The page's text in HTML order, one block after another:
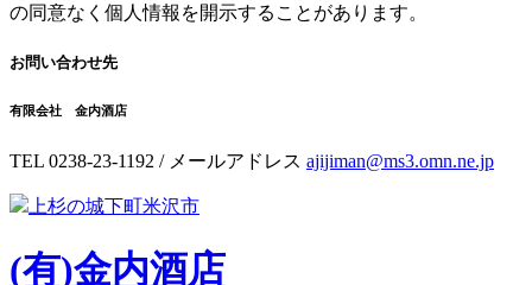
の同意なく個人情報を開示することがあります。
お問い合わせ先
有限会社 金内酒店
TEL 0238-23-1192 / メールアドレス ajijiman@ms3.omn.ne.jp
上杉の城下町米沢市
(有)金内酒店